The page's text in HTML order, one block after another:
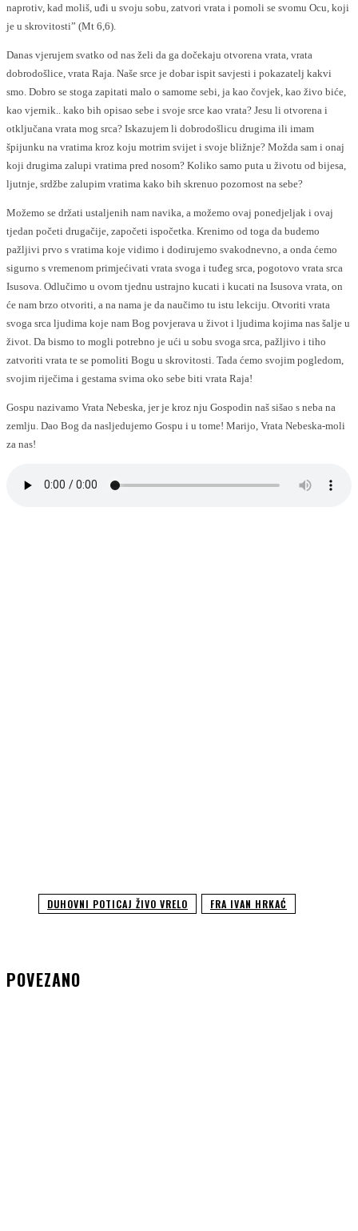
naprotiv, kad moliš, uđi u svoju sobu, zatvori vrata i pomoli se svomu Ocu, koji
je u skrovitosti” (Mt 6,6).
Danas vjerujem svatko od nas želi da ga dočekaju otvorena vrata, vrata
dobrodošlice, vrata Raja. Naše srce je dobar ispit savjesti i pokazatelj kakvi
smo. Dobro se stoga zapitati malo o samome sebi, ja kao čovjek, kao živo biće,
kao vjernik.. kako bih opisao sebe i svoje srce kao vrata? Jesu li otvorena i
otključana vrata mog srca? Iskazujem li dobrodošlicu drugima ili imam
špijunku na vratima kroz koju motrim svijet i svoje bližnje? Možda sam i onaj
koji drugima zalupi vratima pred nosom? Koliko samo puta u životu od bijesa,
ljutnje, srdžbe zalupim vratima kako bih skrenuo pozornost na sebe?
Možemo se držati ustaljenih nam navika, a možemo ovaj ponedjeljak i ovaj
tjedan početi drugačije, započeti ispočetka. Krenimo od toga da budemo
pažljivi prvo s vratima koje vidimo i dodirujemo svakodnevno, a onda ćemo
sigurno s vremenom primjećivati vrata svoga i tuđeg srca, pogotovo vrata srca
Isusova. Odlučimo u ovom tjednu ustrajno kucati i kucati na Isusova vrata, on
će nam brzo otvoriti, a na nama je da naučimo tu istu lekciju. Otvoriti vrata
svoga srca ljudima koje nam Bog povjerava u život i ljudima kojima nas šalje u
život. Da bismo to mogli potrebno je ući u sobu svoga srca, pažljivo i tiho
zatvoriti vrata te se pomoliti Bogu u skrovitosti. Tada ćemo svojim pogledom,
svojim riječima i gestama svima oko sebe biti vrata Raja!
Gospu nazivamo Vrata Nebeska, jer je kroz nju Gospodin naš sišao s neba na
zemlju. Dao Bog da nasljedujemo Gospu i u tome! Marijo, Vrata Nebeska-moli
za nas!
DUHOVNI POTICAJ ŽIVO VRELO FRA IVAN HRKAĆ
POVEZANO